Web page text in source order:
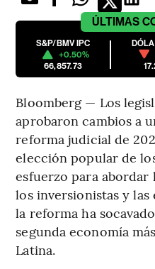
ÚLTIMAS
S&P/BMV IPC
+0.50%
66,857.73
Bloomberg — Los
aprobaron cambios a
reforma judicial de
elección popular de
esfuerzo para abordar
los inversionistas y las
la reforma ha
segunda economía
Latina.